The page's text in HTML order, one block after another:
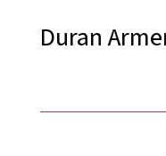
Duran